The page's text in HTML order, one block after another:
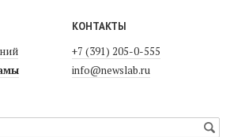
КОНТАКТЫ
+7 (391) 205-0-555
info@newslab.ru